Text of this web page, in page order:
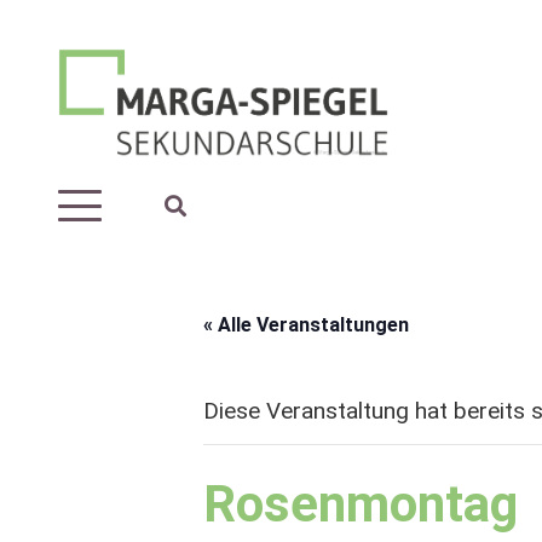
« Alle Veranstaltungen
Diese Veranstaltung hat bereits
Rosenmontag